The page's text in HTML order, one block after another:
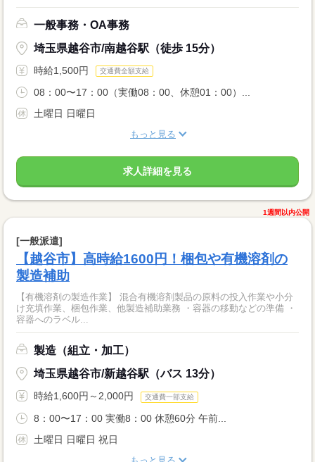
一般事務・OA事務
埼玉県越谷市/南越谷駅（徒歩 15分）
時給1,500円 交通費全額支給
08：00〜17：00（実働08：00、休憩01：00）...
土曜日 日曜日
もっと見る
求人詳細を見る
1週間以内公開
[一般派遣]
【越谷市】高時給1600円！梱包や有機溶剤の
製造補助
【有機溶剤の製造作業】 混合有機溶剤製品の原料の投入作業や小分
け充填作業、梱包作業、他製造補助業務 ・容器の移動などの準備 ・
容器へのラベル...
製造（組立・加工）
埼玉県越谷市/新越谷駅（バス 13分）
時給1,600円～2,000円 交通費一部支給
8：00〜17：00 実働8：00 休憩60分 午前...
土曜日 日曜日 祝日